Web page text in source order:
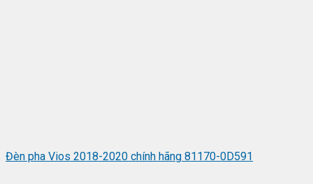
Đèn pha Vios 2018-2020 chính hãng 81170-0D591